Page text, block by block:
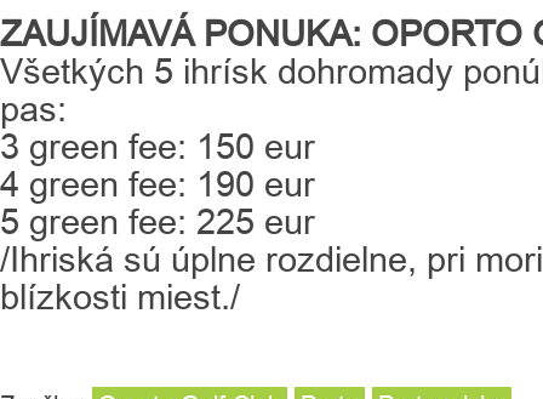
ZAUJÍMAVÁ PONUKA: OPORTO
Všetkých 5 ihrísk dohromady
pas:
3 green fee: 150 eur
4 green fee: 190 eur
5 green fee: 225 eur
/Ihriská sú úplne rozdielne, pri
blízkosti miest./